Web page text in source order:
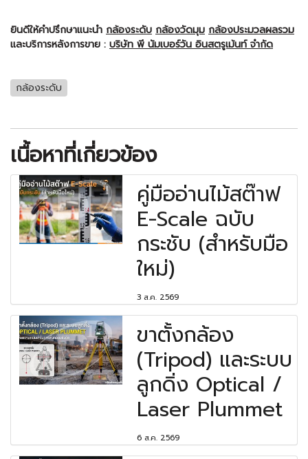
ยินดีให้คำปรึกษาแนะนำ กล้องระดับ กล้องวัดมุม กล้องประมวลผลรวม
และบริการหลังการขาย : บริษัท พี นัมเบอร์วัน อินสตรูเม้นท์ จำกัด
กล้องระดับ
เนื้อหาที่เกี่ยวข้อง
คู่มืออ่านไม้สต๊าฟ
E-Scale ฉบับ
กระชับ (สำหรับมือ
ใหม่)
3 ส.ค. 2569
ขาตั้งกล้อง
(Tripod) และระบบ
ลูกดิ่ง Optical /
Laser Plummet
6 ส.ค. 2569